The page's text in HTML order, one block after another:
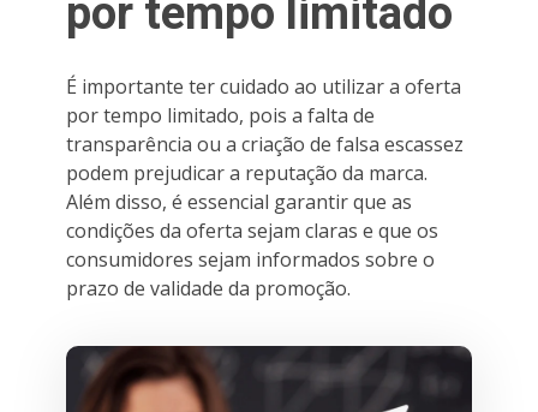
por tempo limitado
É importante ter cuidado ao utilizar a oferta
por tempo limitado, pois a falta de
transparência ou a criação de falsa escassez
podem prejudicar a reputação da marca.
Além disso, é essencial garantir que as
condições da oferta sejam claras e que os
consumidores sejam informados sobre o
prazo de validade da promoção.